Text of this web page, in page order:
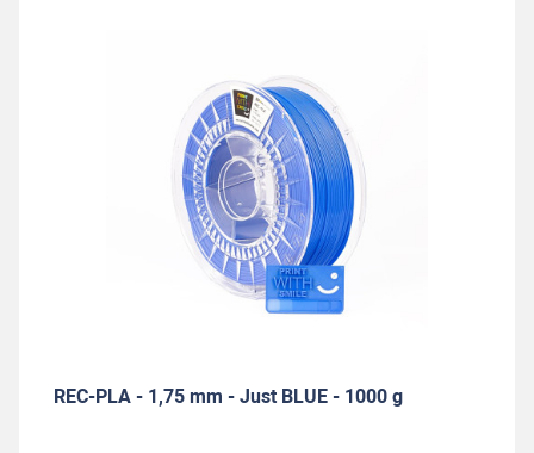
REC-PLA - 1,75 mm - Just BLUE - 1000 g